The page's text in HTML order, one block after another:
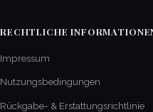
RECHTLICHE
Impressum
Nutzungsbedingungen
Rückgabe- & Erstattungsrichtlinie